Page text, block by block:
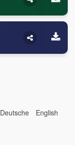
Deutsche
English